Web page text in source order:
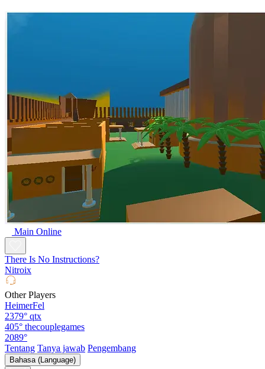
Main Online
There Is No Instructions?
Nitroix
Other Players
HeimerFel
2379° qtx
405° thecouplegames
2089°
Tentang Tanya jawab Pengembang
Bahasa (Language)